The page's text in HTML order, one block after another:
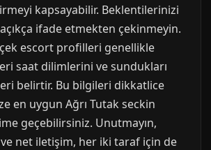
kapsayabilir. Beklentilerinizi
açıkça ifade etmekten çekinmeyin.
escort profilleri genellikle
saat dilimlerini ve sundukları
belirtir. Bu bilgileri dikkatlice
en uygun Ağrı Tutak seckin
geçebilirsiniz. Unutmayın,
ve net iletişim, her iki taraf için de